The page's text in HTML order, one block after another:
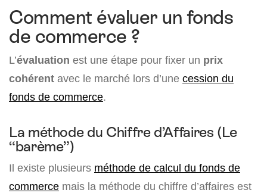
Comment évaluer un fonds
de commerce ?
L’évaluation est une étape pour fixer un prix
cohérent avec le marché lors d’une cession du
fonds de commerce.
La méthode du Chiffre d’Affaires (Le
“barème”)
Il existe plusieurs méthode de calcul du fonds de
commerce mais la méthode du chiffre d’affaires est